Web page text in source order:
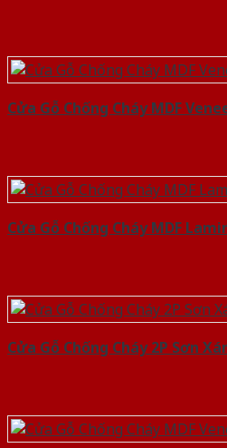
Cửa Gỗ Chống Cháy MDF
Cửa Gỗ Chống Cháy MDF
Cửa Gỗ Chống Cháy 2P Sơn